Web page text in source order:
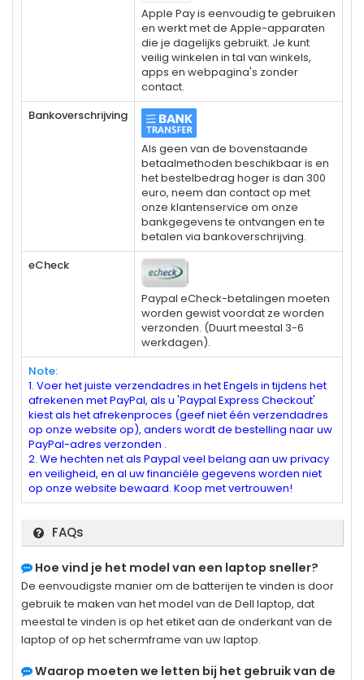
Apple Pay is eenvoudig te gebruiken
en werkt met de Apple-apparaten
die je dagelijks gebruikt. Je kunt
veilig winkelen in tal van winkels,
apps en webpagina's zonder
contact.
Bankoverschrijving
Als geen van de bovenstaande
betaalmethoden beschikbaar is en
het bestelbedrag hoger is dan 300
euro, neem dan contact op met
onze klantenservice om onze
bankgegevens te ontvangen en te
betalen via bankoverschrijving.
eCheck
Paypal eCheck-betalingen moeten
worden gewist voordat ze worden
verzonden. (Duurt meestal 3-6
werkdagen).
Note:
1. Voer het juiste verzendadres in het Engels in tijdens het
afrekenen met PayPal, als u 'Paypal Express Checkout'
kiest als het afrekenproces (geef niet één verzendadres
op onze website op), anders wordt de bestelling naar uw
PayPal-adres verzonden .
2. We hechten net als Paypal veel belang aan uw privacy
en veiligheid, en al uw financiële gegevens worden niet
op onze website bewaard. Koop met vertrouwen!
FAQs
Hoe vind je het model van een laptop sneller?
De eenvoudigste manier om de batterijen te vinden is door
gebruik te maken van het model van de Dell laptop, dat
meestal te vinden is op het etiket aan de onderkant van de
laptop of op het schermframe van uw laptop.
Waarop moeten we letten bij het gebruik van de